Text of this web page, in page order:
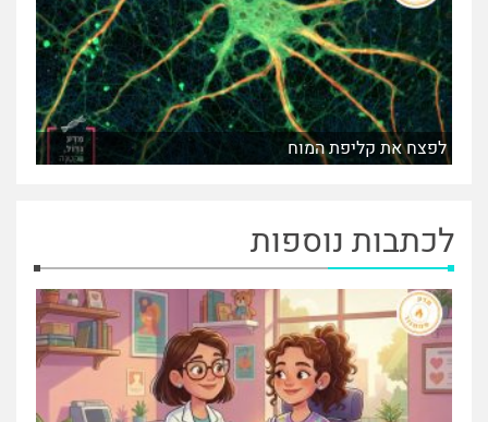
לפצח את קליפת המוח
לכתבות נוספות